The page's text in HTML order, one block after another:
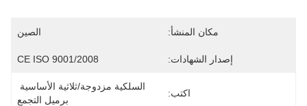
مكان المنشأ: الصين
إصدار الشهادات: CE ISO 9001/2008
اكتب:
برميل التجمع